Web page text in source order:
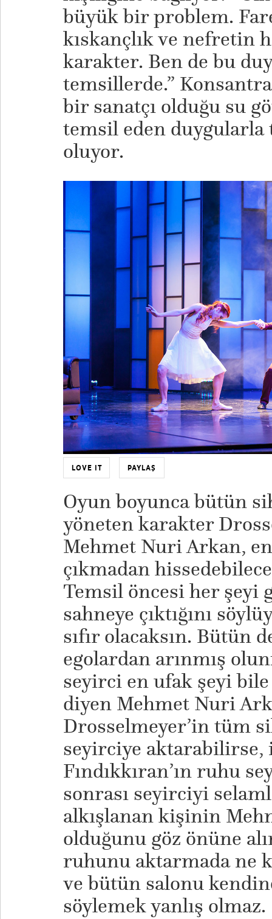
büyük bir problem.
kıskançlık ve nefretin
karakter. Ben de bu
temsillerde.”
bir sanatçı olduğu su
temsil eden
oluyor.
LOVE IT PAYLAŞ
Oyun boyunca bütün
yöneten karakter
Mehmet Nuri Arkan,
çıkmadan
Temsil öncesi her şeyi
sahneye çıktığını
sıfır olacaksın. Bütün
egolardan arınmış
seyirci en ufak şeyi bile
diyen Mehmet Nuri
Drosselmeyer’in tüm
seyirciye aktarabilirse,
Fındıkkıran’ın ruhu
sonrası seyirciyi
alkışlanan kişinin
olduğunu göz önüne
ruhunu aktarmada ne
ve bütün salonu
söylemek yanlış olmaz.